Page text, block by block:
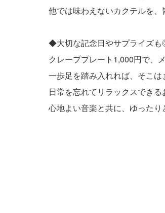
他では味わえないカクテルを、
◆大切な記念日やサプライズ
クレーププレート1,000円で、
一歩足を踏み入れれば、そこは
日常を忘れてリラックスできる
心地よい音楽と共に、ゆったり